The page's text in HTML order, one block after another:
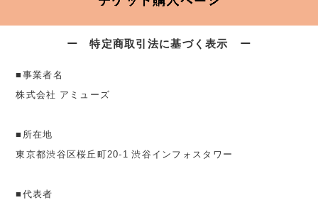
ー 特定商取引法に基づく表示 ー
■事業者名
株式会社 アミューズ
■所在地
東京都渋谷区桜丘町20-1 渋谷インフォスタワー
■代表者